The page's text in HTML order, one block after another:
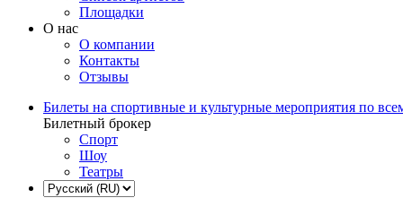
Площадки
О нас
О компании
Контакты
Отзывы
Билеты на спортивные и культурные мероприятия по
Билетный брокер
Спорт
Шоу
Театры